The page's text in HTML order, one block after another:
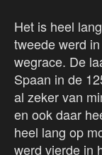
Het is heel
tweede werd
wegrace. De
Spaan in de
al zeker van
en ook daar
heel lang op
werd vierde in